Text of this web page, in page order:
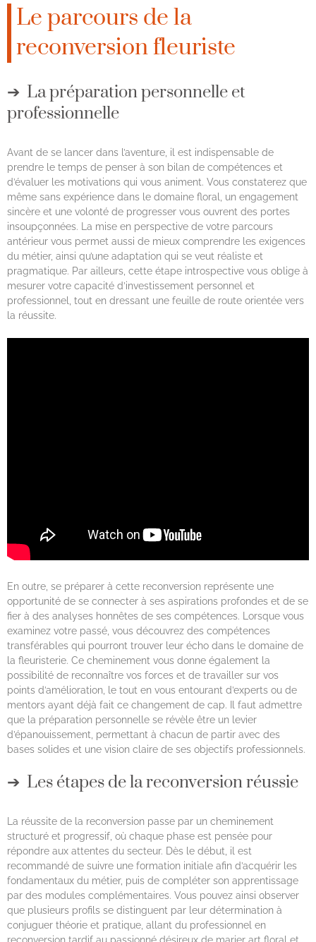
Le parcours de la
reconversion fleuriste
La préparation personnelle et
professionnelle
Avant de se lancer dans l’aventure, il est indispensable de
prendre le temps de penser à son bilan de compétences et
d’évaluer les motivations qui vous animent. Vous constaterez que
même sans expérience dans le domaine floral, un engagement
sincère et une volonté de progresser vous ouvrent des portes
insoupçonnées. La mise en perspective de votre parcours
antérieur vous permet aussi de mieux comprendre les exigences
du métier, ainsi qu’une adaptation qui se veut réaliste et
pragmatique. Par ailleurs, cette étape introspective vous oblige à
mesurer votre capacité d’investissement personnel et
professionnel, tout en dressant une feuille de route orientée vers
la réussite.
En outre, se préparer à cette reconversion représente une
opportunité de se connecter à ses aspirations profondes et de se
fier à des analyses honnêtes de ses compétences. Lorsque vous
examinez votre passé, vous découvrez des compétences
transférables qui pourront trouver leur écho dans le domaine de
la fleuristerie. Ce cheminement vous donne également la
possibilité de reconnaître vos forces et de travailler sur vos
points d’amélioration, le tout en vous entourant d’experts ou de
mentors ayant déjà fait ce changement de cap. Il faut admettre
que la préparation personnelle se révèle être un levier
d’épanouissement, permettant à chacun de partir avec des
bases solides et une vision claire de ses objectifs professionnels.
Les étapes de la reconversion réussie
La réussite de la reconversion passe par un cheminement
structuré et progressif, où chaque phase est pensée pour
répondre aux attentes du secteur. Dès le début, il est
recommandé de suivre une formation initiale afin d’acquérir les
fondamentaux du métier, puis de compléter son apprentissage
par des modules complémentaires. Vous pouvez ainsi observer
que plusieurs profils se distinguent par leur détermination à
conjuguer théorie et pratique, allant du professionnel en